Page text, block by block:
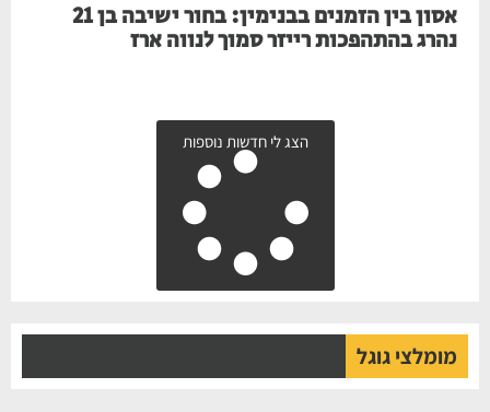
אסון בין הזמנים בבנימין: בחור ישיבה בן 21
נהרג בהתהפכות רייזר סמוך לנווה ארז
הצג לי חדשות נוספות
מומלצי גוגל